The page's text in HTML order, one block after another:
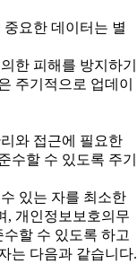
요한 데이터는 별
한 피해를 방지하기
주기적으로 업데이
와 접근에 필요한
수할 수 있도록 주기
있는 자를 최소한
, 개인정보보호의무
할 수 있도록 하고
는 다음과 같습니다.